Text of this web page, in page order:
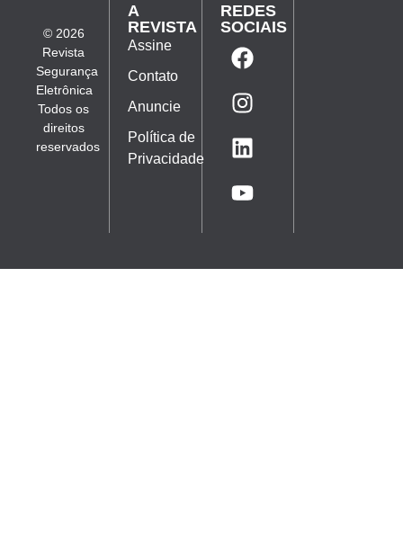
© 2026
Revista
Segurança
Eletrônica
Todos os
direitos
reservados
A
REVISTA
Assine
Contato
Anuncie
Política de
Privacidade
REDES
SOCIAIS